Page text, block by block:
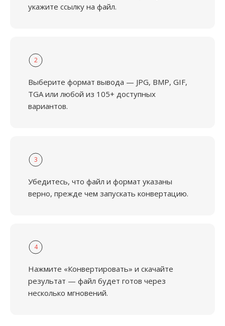
укажите ссылку на файл.
2
Выберите формат вывода — JPG, BMP, GIF,
TGA или любой из 105+ доступных
вариантов.
3
Убедитесь, что файл и формат указаны
верно, прежде чем запускать конвертацию.
4
Нажмите «Конвертировать» и скачайте
результат — файл будет готов через
несколько мгновений.